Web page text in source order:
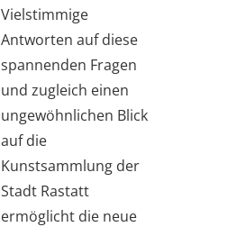
Vielstimmige
Antworten auf diese
spannenden Fragen
und zugleich einen
ungewöhnlichen Blick
auf die
Kunstsammlung der
Stadt Rastatt
ermöglicht die neue